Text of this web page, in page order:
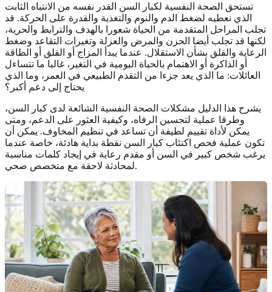
تستحق الصحة النفسية لكبار السن القدر نفسه من الانتباه الثابت
الذي نعطيه لضغط الدم والنوم والتغذية والقدرة على الحركة. قد
تجلب المراحل المتقدمة من الحياة شعورا بالهدف والترابط والحرية،
لكنها قد تجلب أيضا الحزن والمرض والعزلة وتغيرات التقاعد وضغط
الرعاية والقلق بشأن الاستقلال. عندما يبدأ المزاج أو القلق أو الطاقة
أو الذاكرة أو الاهتمام بالحياة اليومية في التغير، غالبا ما تتساءل
العائلات: ما الذي يعد جزءا من التقدم الطبيعي في العمر، وما الذي
يحتاج إلى دعم أكبر؟
يشرح هذا الدليل مشكلات الصحة النفسية الشائعة لدى كبار السن،
وطرقا عملية لتحسين الرفاه، وكيفية العثور على الدعم، ومتى
يمكن لأداة تقييم لطيفة أن تساعد في تنظيم المخاوف. يمكن أن
تكون عملية فحص اكتئاب كبار السن نقطة بداية هادئة، خاصة عندما
يرغب شخص كبير في السن أو مقدم رعاية في إيجاد كلمات مناسبة
لمحادثة لاحقة مع متخصص صحي.